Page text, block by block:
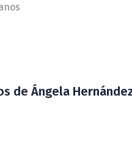
de Ángela